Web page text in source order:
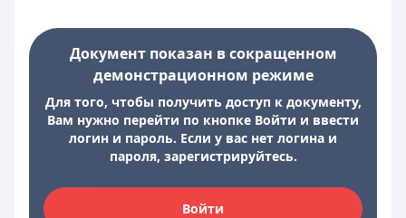
Документ показан в сокращенном
демонстрационном режиме
Для того, чтобы получить доступ к документу,
Вам нужно перейти по кнопке Войти и ввести
логин и пароль. Если у вас нет логина и
пароля, зарегистрируйтесь.
Войти